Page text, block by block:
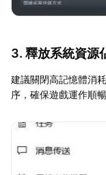
3. 釋放系統資源
建議關閉高記憶體消
序，確保遊戲運作順暢